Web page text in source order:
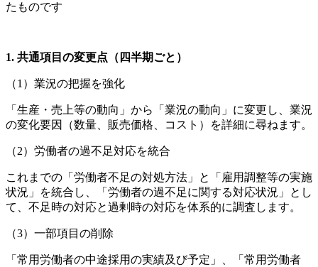
たものです
1. 共通項目の変更点（四半期ごと）
（1）業況の把握を強化
「生産・売上等の動向」から「業況の動向」に変更し、業況
の変化要因（数量、販売価格、コスト）を詳細に尋ねます。
（2）労働者の過不足対応を統合
これまでの「労働者不足の対処方法」と「雇用調整等の実施
状況」を統合し、「労働者の過不足に関する対応状況」とし
て、不足時の対応と過剰時の対応を体系的に調査します。
（3）一部項目の削除
「常用労働者の中途採用の実績及び予定」、「常用労働者